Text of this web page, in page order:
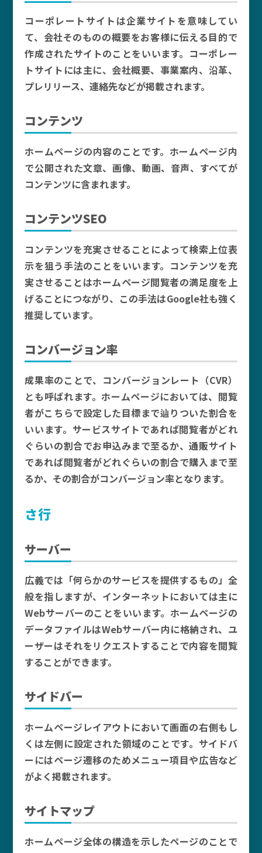
コーポレートサイトは企業サイトを意味してい
て、会社そのものの概要をお客様に伝える目的で
作成されたサイトのことをいいます。コーポレー
トサイトには主に、会社概要、事業案内、沿革、
プレリリース、連絡先などが掲載されます。
コンテンツ
ホームページの内容のことです。ホームページ内
で公開された文章、画像、動画、音声、すべてが
コンテンツに含まれます。
コンテンツSEO
コンテンツを充実させることによって検索上位表
示を狙う手法のことをいいます。コンテンツを充
実させることはホームページ閲覧者の満足度を上
げることにつながり、この手法はGoogle社も強く
推奨しています。
コンバージョン率
成果率のことで、コンバージョンレート（CVR）
とも呼ばれます。ホームページにおいては、閲覧
者がこちらで設定した目標まで辿りついた割合を
いいます。サービスサイトであれば閲覧者がどれ
ぐらいの割合でお申込みまで至るか、通販サイト
であれば閲覧者がどれぐらいの割合で購入まで至
るか、その割合がコンバージョン率となります。
さ行
サーバー
広義では「何らかのサービスを提供するもの」全
般を指しますが、インターネットにおいては主に
Webサーバーのことをいいます。ホームページの
データファイルはWebサーバー内に格納され、ユ
ーザーはそれをリクエストすることで内容を閲覧
することができます。
サイドバー
ホームページレイアウトにおいて画面の右側もし
くは左側に設定された領域のことです。サイドバ
ーにはページ遷移のためメニュー項目や広告など
がよく掲載されます。
サイトマップ
ホームページ全体の構造を示したページのことで